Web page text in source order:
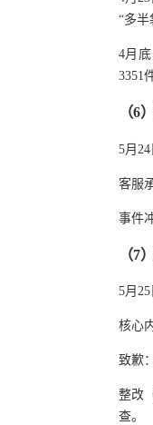
“多半
4月
3351
（6）
5月
客服
事件
（7）
5月
核心
致歉
整改
查。